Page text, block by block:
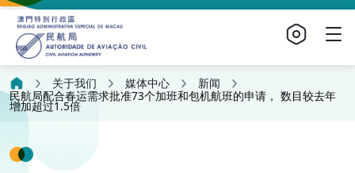
关于我们 媒体中心
新闻
民航局配合春运需求批准73个加班和包机航班的申请， 数目较去年
增加超过1.5倍